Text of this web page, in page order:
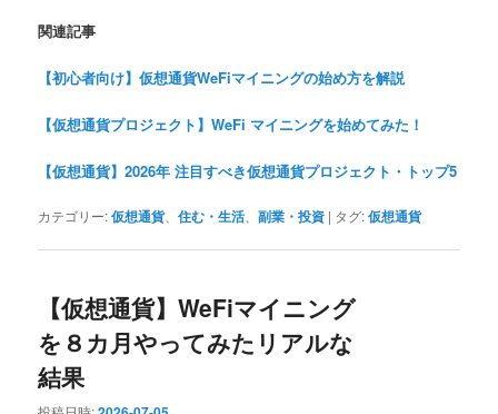
関連記事
【初心者向け】仮想通貨WeFiマイニングの始め方を解説
【仮想通貨プロジェクト】WeFi マイニングを始めてみた！
【仮想通貨】2026年 注目すべき仮想通貨プロジェクト・トップ5
カテゴリー:仮想通貨、住む・生活 、副業・投資 | タグ:仮想通貨
【仮想通貨】WeFiマイニング
を８カ月やってみたリアルな
結果